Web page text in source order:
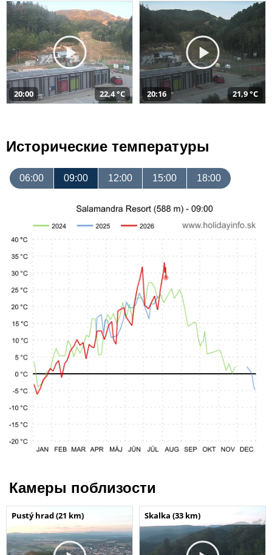
20:00 22,4 °C 20:16 21,9 °C
Исторические температуры
06:00 09:00 12:00 15:00 18:00
Камеры поблизости
Pustý hrad (21 km) Skalka (33 km)